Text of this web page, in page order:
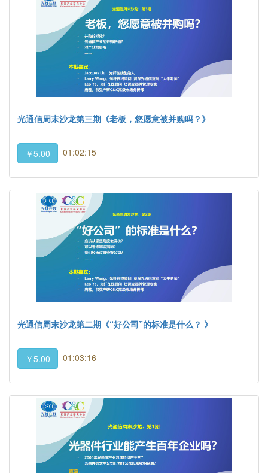
光通信周末沙龙第三期《老板，您愿意被并购吗？》
￥5.00 01:02:15
光通信周末沙龙第二期《“好公司”的标准是什么？ 》
￥5.00 01:03:16